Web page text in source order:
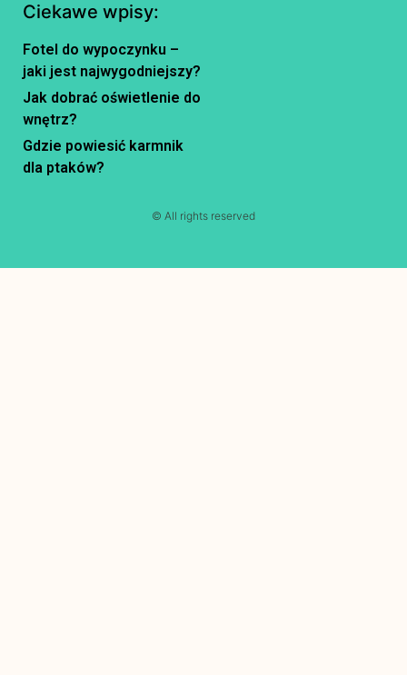
Ciekawe wpisy:
Fotel do wypoczynku –
jaki jest najwygodniejszy?
Jak dobrać oświetlenie do
wnętrz?
Gdzie powiesić karmnik
dla ptaków?
© All rights reserved